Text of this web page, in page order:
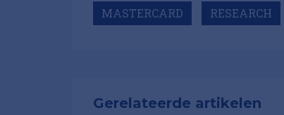
MASTERCARD RESEARCH
Gerelateerde artikelen